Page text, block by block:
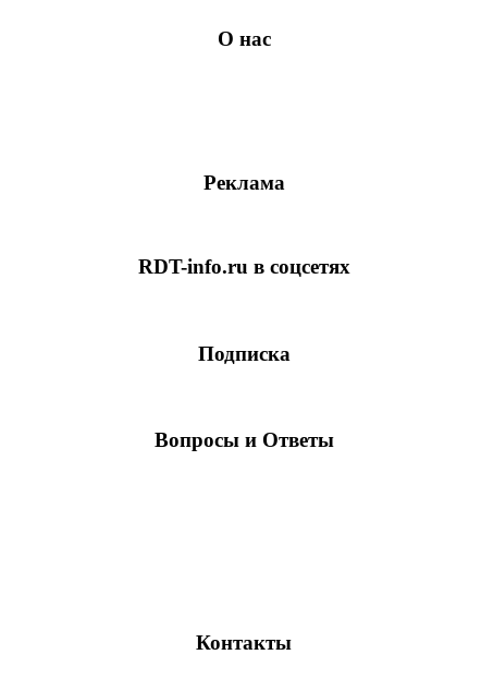
О нас
Реклама
RDT-info.ru в соцсетях
Подписка
Вопросы и Ответы
Контакты